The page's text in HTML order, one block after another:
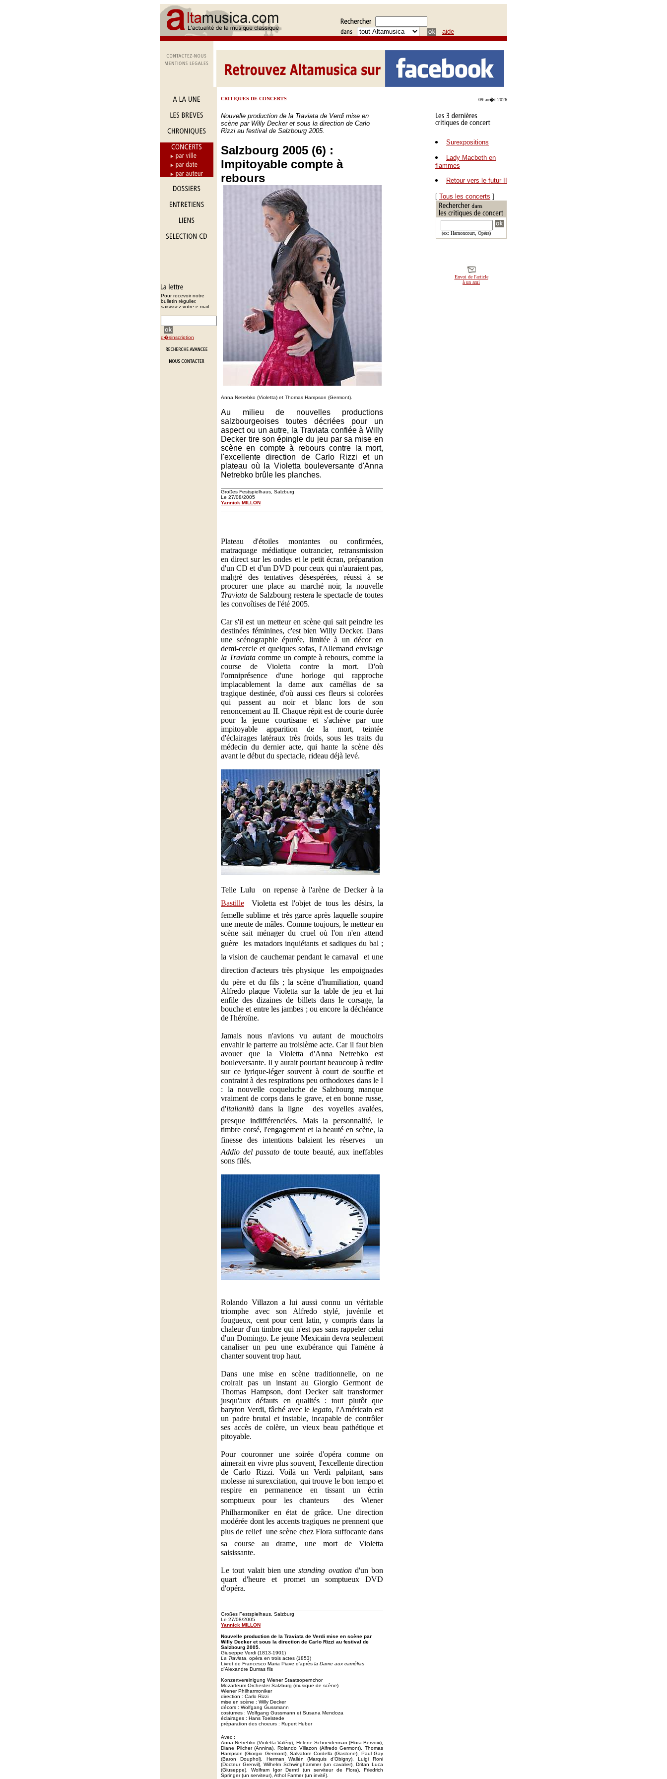
aide
Pour recevoir notre
bulletin régulier,
saisissez votre e-mail :
d�sinscription
CRITIQUES DE CONCERTS 09 ao�t 2026
Nouvelle production de la Traviata de Verdi mise en
scène par Willy Decker et sous la direction de Carlo
Rizzi au festival de Salzbourg 2005.
Salzbourg 2005 (6) :
Impitoyable compte à
rebours
Anna Netrebko (Violetta) et Thomas Hampson (Germont).
Au milieu de nouvelles productions
salzbourgeoises toutes décriées pour un
aspect ou un autre, la Traviata confiée à Willy
Decker tire son épingle du jeu par sa mise en
scène en compte à rebours contre la mort,
l'excellente direction de Carlo Rizzi et un
plateau où la Violetta bouleversante d'Anna
Netrebko brûle les planches.
Großes Festspielhaus, Salzburg
Le 27/08/2005
Yannick MILLON
Surexpositions
Lady Macbeth en
flammes
Retour vers le futur II
[ Tous les concerts ]
(ex: Harnoncourt, Opéra)
Envoi de l'article
à un ami
Plateau d'étoiles montantes ou confirmées,
matraquage médiatique outrancier, retransmission
en direct sur les ondes et le petit écran, préparation
d'un CD et d'un DVD pour ceux qui n'auraient pas,
malgré des tentatives désespérées, réussi à se
procurer une place au marché noir, la nouvelle
Traviata de Salzbourg restera le spectacle de toutes
les convoîtises de l'été 2005.
Car s'il est un metteur en scène qui sait peindre les
destinées féminines, c'est bien Willy Decker. Dans
une scénographie épurée, limitée à un décor en
demi-cercle et quelques sofas, l'Allemand envisage
la Traviatacomme un compte à rebours, comme la
course de Violetta contre la mort. D'où
l'omniprésence d'une horloge qui rapproche
implacablement la dame aux camélias de sa
tragique destinée, d'où aussi ces fleurs si colorées
qui passent au noir et blanc lors de son
renoncement au II. Chaque répit est de courte durée
pour la jeune courtisane et s'achève par une
impitoyable apparition de la mort, teintée
d'éclairages latéraux très froids, sous les traits du
médecin du dernier acte, qui hante la scène dès
avant le début du spectacle, rideau déjà levé.
Telle Lulu  on repense à l'arène de Decker à la
Bastille  Violetta est l'objet de tous les désirs, la
femelle sublime et très garce après laquelle soupire
une meute de mâles. Comme toujours, le metteur en
scène sait ménager du cruel où l'on n'en attend
guère  les matadors inquiétants et sadiques du bal ;
la vision de cauchemar pendant le carnaval  et une
direction d'acteurs très physique  les empoignades
du père et du fils ; la scène d'humiliation, quand
Alfredo plaque Violetta sur la table de jeu et lui
enfile des dizaines de billets dans le corsage, la
bouche et entre les jambes ; ou encore la déchéance
de l'héroïne.
Jamais nous n'avions vu autant de mouchoirs
envahir le parterre au troisième acte. Car il faut bien
avouer que la Violetta d'Anna Netrebko est
bouleversante. Il y aurait pourtant beaucoup à redire
sur ce lyrique-léger souvent à court de souffle et
contraint à des respirations peu orthodoxes dans le I
: la nouvelle coqueluche de Salzbourg manque
vraiment de corps dans le grave, et en bonne russe,
d'italianità dans la ligne  des voyelles avalées,
presque indifférenciées. Mais la personnalité, le
timbre corsé, l'engagement et la beauté en scène, la
finesse des intentions balaient les réserves  un
Addio del passato de toute beauté, aux ineffables
sons filés.
Rolando Villazon a lui aussi connu un véritable
triomphe avec son Alfredo stylé, juvénile et
fougueux, cent pour cent latin, y compris dans la
chaleur d'un timbre qui n'est pas sans rappeler celui
d'un Domingo. Le jeune Mexicain devra seulement
canaliser un peu une exubérance qui l'amène à
chanter souvent trop haut.
Dans une mise en scène traditionnelle, on ne
croirait pas un instant au Giorgio Germont de
Thomas Hampson, dont Decker sait transformer
jusqu'aux défauts en qualités : tout plutôt que
baryton Verdi, fâché avec le legato, l'Américain est
un padre brutal et instable, incapable de contrôler
ses accès de colère, un vieux beau pathétique et
pitoyable.
Pour couronner une soirée d'opéra comme on
aimerait en vivre plus souvent, l'excellente direction
de Carlo Rizzi. Voilà un Verdi palpitant, sans
molesse ni surexcitation, qui trouve le bon tempo et
respire en permanence en tissant un écrin
somptueux pour les chanteurs  des Wiener
Philharmoniker en état de grâce. Une direction
modérée dont les accents tragiques ne prennent que
plus de relief  une scène chez Flora suffocante dans
sa course au drame, une mort de Violetta
saisissante.
Le tout valait bien unestanding ovationd'un bon
quart d'heure et promet un somptueux DVD
d'opéra.
Großes Festspielhaus, Salzburg
Le 27/08/2005
Yannick MILLON
Nouvelle production de la Traviata de Verdi mise en scène par
Willy Decker et sous la direction de Carlo Rizzi au festival de
Salzbourg 2005.
Giuseppe Verdi (1813-1901)
La Traviata , opéra en trois actes (1853)
Livret de Francesco Maria Piave d'après la Dame aux camélias
d'Alexandre Dumas fils
Konzertvereinigung Wiener Staatsopernchor
Mozarteum Orchester Salzburg (musique de scène)
Wiener Philharmoniker
direction : Carlo Rizzi
mise en scène : Willy Decker
décors : Wolfgang Gussmann
costumes : Wolfgang Gussmann et Susana Mendoza
éclairages : Hans Toelstede
préparation des choeurs : Rupert Huber
Avec :
Anna Netrebko (Violetta Valéry), Helene Schneiderman (Flora Bervoix),
Diane Pilcher (Annina), Rolando Villazon (Alfredo Germont), Thomas
Hampson (Giorgio Germont), Salvatore Cordella (Gastone), Paul Gay
(Baron Douphol), Herman Wallén (Marquis d'Obigny), Luigi Roni
(Docteur Grenvil), Wilhelm Schwinghammer (un cavalier), Dritan Luca
(Giuseppe), Wolfram Igor Derntl (un serviteur de Flora), Friedrich
Springer (un serviteur), Athol Farmer (un invité).